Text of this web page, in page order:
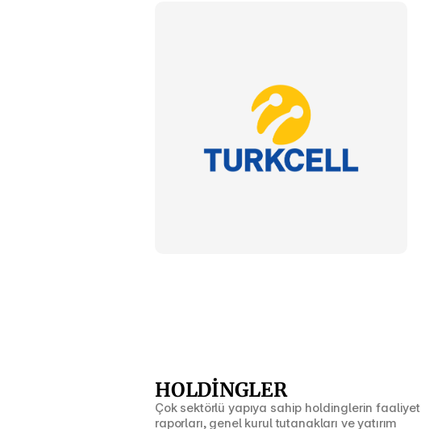
HOLDİNGLER
Çok sektörlü yapıya sahip holdinglerin faaliyet
raporları, genel kurul tutanakları ve yatırım